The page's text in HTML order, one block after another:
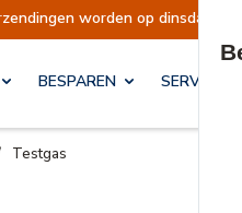
worden op dinsdag 11
BESPAREN SERVICES
Testgas